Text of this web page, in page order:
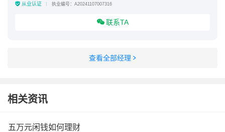
从业认证 执业编号：A20241107007316
联系TA
查看全部经理
相关资讯
五万元闲钱如何理财